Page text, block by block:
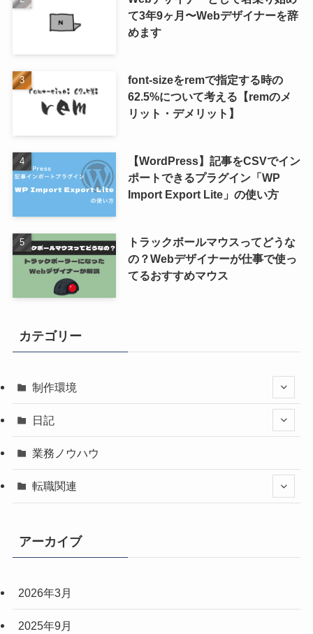
て3年9ヶ月〜Webデザイナーを辞
めます
font-sizeをremで指定する時の
62.5%について考える【remのメ
リット・デメリット】
【WordPress】記事をCSVでイン
ポートできるプラグイン「WP
Import Export Lite」の使い方
トラックボールマウスってどうな
の？Webデザイナーが仕事で使っ
てるおすすめマウス
カテゴリー
制作環境
日記
業務ノウハウ
転職関連
アーカイブ
2026年3月
2025年9月